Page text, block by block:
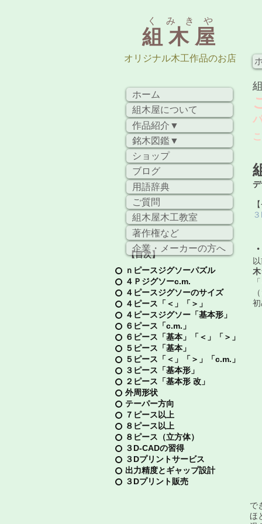
組 木 屋
く み き や
​オリジナル木工作品のお店
【目次】
ｎピースジグソーパズル
４Ｐジグソーc.m.
４ピースジグソーのサイズ
４ピース「＜」「＞」
４ピースジグソー「基本形」
６ピース「c.m.」
６ピース「基本」「＜」「＞」
５ピース「基本」
５ピース「＜」「＞」「c.m.」
３ピース「基本形」
２ピース「基本形 改」
外周形状
テーパー方向
７ピース以上
８ピース以上
８ピース（立方体）
３D-CADの習得
３Dプリントサービス
出力精度とギャップ設計
３Dプリント販売
「
で
ほ
ホーム
組木屋について
作品紹介▼
銘木図鑑▼
ショップ
ブログ
用語辞典
ご質問
組木屋木工教室
著作権など
企業・メーカーの方へ